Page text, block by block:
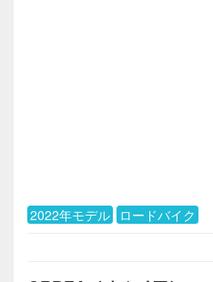
2022年モデル ロードバイク